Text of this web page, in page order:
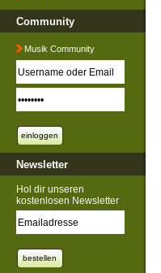
Community
Musik Community
Newsletter
Hol dir unseren
kostenlosen Newsletter